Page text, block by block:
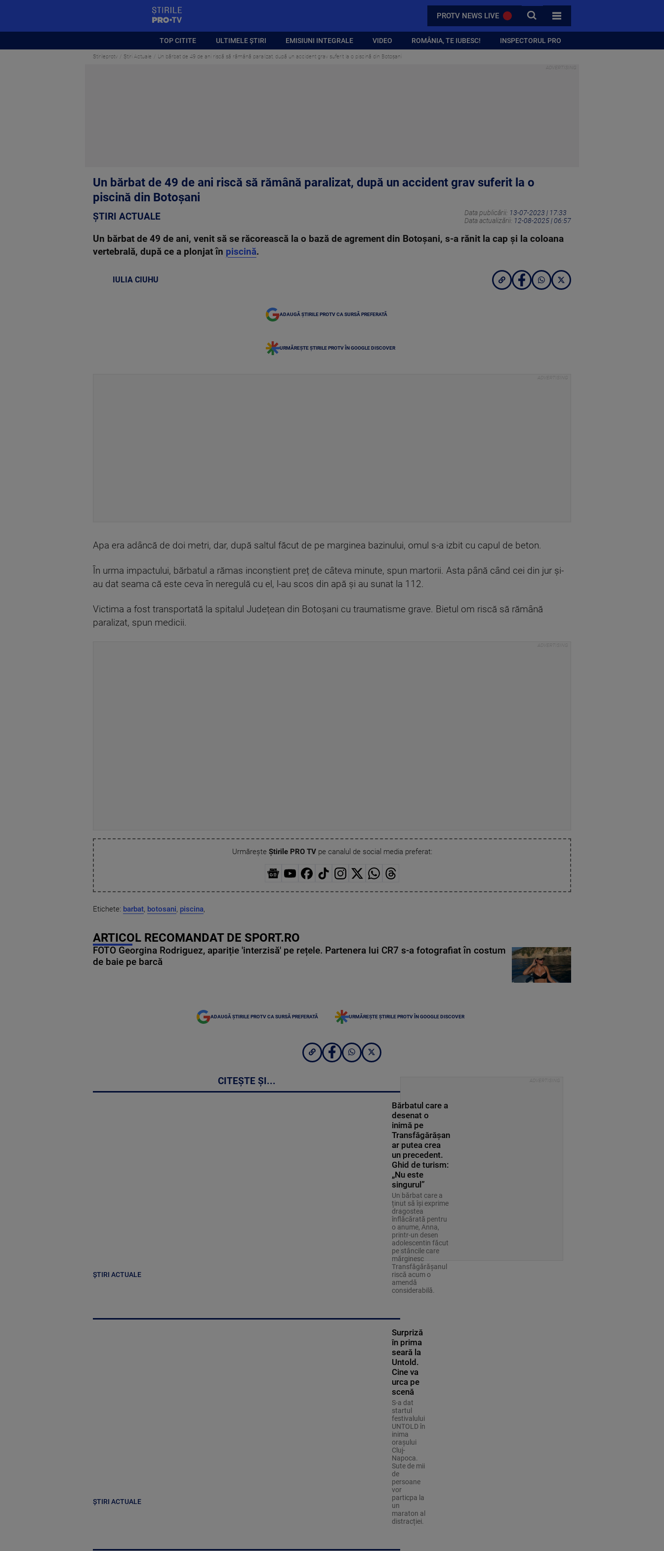
PROTV NEWS LIVE CAUTA
TOATE CATEGORIILE
TOP CITITE ULTIMELE ȘTIRI EMISIUNI INTEGRALE VIDEO ROMÂNIA, TE IUBESC! INSPECTORUL PRO
Stirileprotv Știri Actuale Un bărbat de 49 de ani riscă să rămână paralizat, după un accident grav suferit la o piscină din Botoșani
Un bărbat de 49 de ani riscă să rămână paralizat, după un accident grav suferit la o
piscină din Botoșani
ȘTIRI ACTUALE Data publicării: 13-07-2023 | 17:33
Data actualizării: 12-08-2025 | 06:57
Un bărbat de 49 de ani, venit să se răcorească la o bază de agrement din Botoșani, s-a rănit la cap și la coloana
vertebrală, după ce a plonjat în piscină.
IULIA CIUHU
ADAUGĂ ȘTIRILE PROTV CA SURSĂ PREFERATĂ
URMĂREȘTE ȘTIRILE PROTV ÎN GOOGLE DISCOVER
Apa era adâncă de doi metri, dar, după saltul făcut de pe marginea bazinului, omul s-a izbit cu capul de beton.
În urma impactului, bărbatul a rămas inconștient preț de câteva minute, spun martorii. Asta până când cei din jur și-
au dat seama că este ceva în neregulă cu el, l-au scos din apă și au sunat la 112.
Victima a fost transportată la spitalul Județean din Botoșani cu traumatisme grave. Bietul om riscă să rămână
paralizat, spun medicii.
Urmărește Știrile PRO TVpe canalul de social media preferat:
Etichete: barbat, botosani, piscina,
ARTICOL RECOMANDAT DE SPORT.RO
FOTO Georgina Rodriguez, apariție 'interzisă' pe rețele. Partenera lui CR7 s-a fotografiat în costum
de baie pe barcă
ADAUGĂ ȘTIRILE PROTV CA SURSĂ PREFERATĂ URMĂREȘTE ȘTIRILE PROTV ÎN GOOGLE DISCOVER
CITEȘTE ȘI...
ȘTIRI ACTUALE
Bărbatul care a
desenat o
inimă pe
Transfăgărășan
ar putea crea
un precedent.
Ghid de turism:
„Nu este
singurul”
Un bărbat care a
ținut să își exprime
dragostea
înflăcărată pentru
o anume, Anna,
printr-un desen
adolescentin făcut
pe stâncile care
mărginesc
Transfăgărășanul
riscă acum o
amendă
considerabilă.
ȘTIRI ACTUALE
Surpriză
în prima
seară la
Untold.
Cine va
urca pe
scenă
S-a dat
startul
festivalului
UNTOLD în
inima
orașului
Cluj-
Napoca.
Sute de mii
de
persoane
vor
particpa la
un
maraton al
distracției.